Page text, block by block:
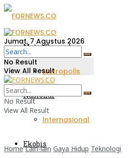
Metro Sumsel
Metropolis
Nasional
Internasional
Ekobis
Jumat, 7 Agustus 2026
No Result
View All Result
No Result
View All Result
Home Lain-lain Gaya Hidup Teknologi